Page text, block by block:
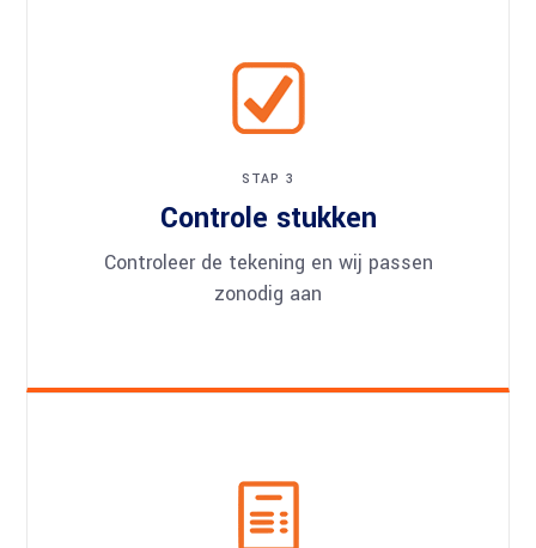
STAP 3
Controle stukken
Controleer de tekening en wij passen
zonodig aan